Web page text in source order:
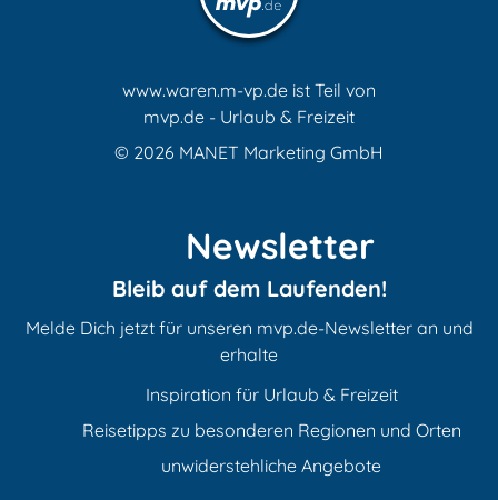
www.waren.m-vp.de ist Teil von
mvp.de - Urlaub & Freizeit
© 2026 MANET Marketing GmbH
Newsletter
Bleib auf dem Laufenden!
Melde Dich jetzt für unseren mvp.de-Newsletter an und
erhalte
Inspiration für Urlaub & Freizeit
Reisetipps zu besonderen Regionen und Orten
unwiderstehliche Angebote